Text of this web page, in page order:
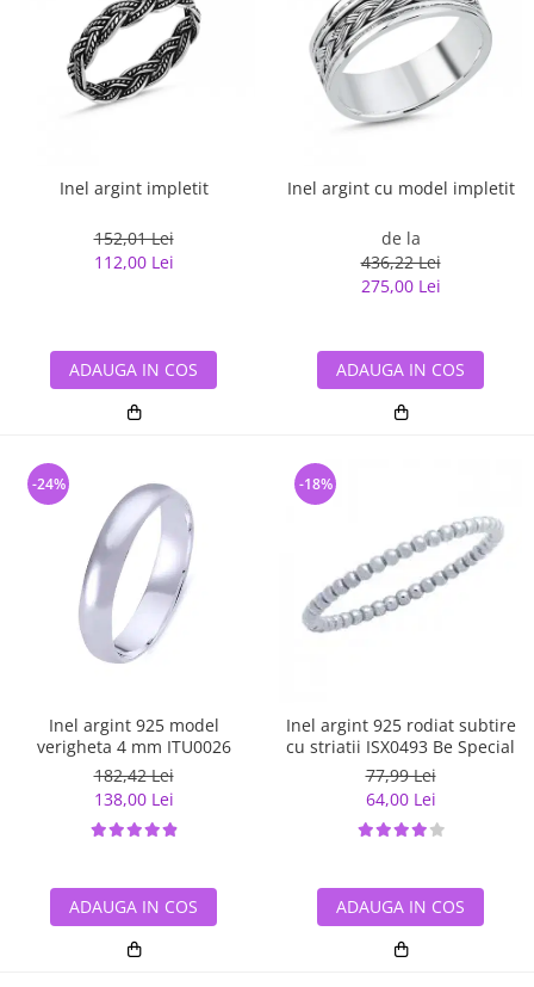
Inel argint impletit
152,01 Lei
112,00 Lei
ADAUGA IN COS
Inel argint cu model impletit
de la
436,22 Lei
275,00 Lei
ADAUGA IN COS
Inel argint 925 model
verigheta 4 mm ITU0026
182,42 Lei
138,00 Lei
-24%
ADAUGA IN COS
Inel argint 925 rodiat subtire
cu striatii ISX0493 Be Special
77,99 Lei
64,00 Lei
-18%
ADAUGA IN COS